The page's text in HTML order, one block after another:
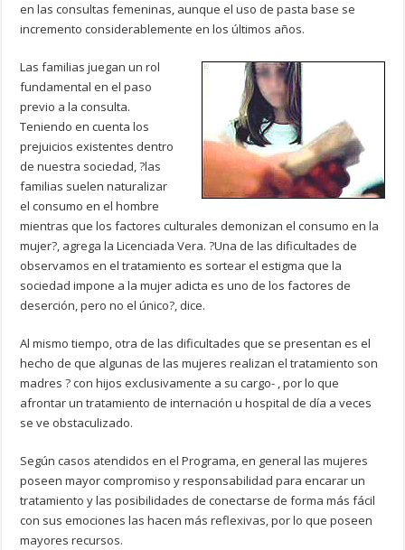
en las consultas femeninas, aunque el uso de pasta base se
incremento considerablemente en los últimos años.
Las familias juegan un rol
fundamental en el paso
previo a la consulta.
Teniendo en cuenta los
prejuicios existentes dentro
de nuestra sociedad, ?las
familias suelen naturalizar
el consumo en el hombre
mientras que los factores culturales demonizan el consumo en la
mujer?, agrega la Licenciada Vera. ?Una de las dificultades de
observamos en el tratamiento es sortear el estigma que la
sociedad impone a la mujer adicta es uno de los factores de
deserción, pero no el único?, dice.
Al mismo tiempo, otra de las dificultades que se presentan es el
hecho de que algunas de las mujeres realizan el tratamiento son
madres ? con hijos exclusivamente a su cargo- , por lo que
afrontar un tratamiento de internación u hospital de día a veces
se ve obstaculizado.
Según casos atendidos en el Programa, en general las mujeres
poseen mayor compromiso y responsabilidad para encarar un
tratamiento y las posibilidades de conectarse de forma más fácil
con sus emociones las hacen más reflexivas, por lo que poseen
mayores recursos.